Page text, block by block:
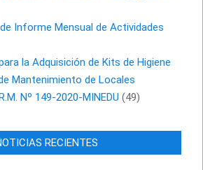
Informe Mensual de Actividades
la Adquisición de Kits de Higiene
Mantenimiento de Locales
Nº 149-2020-MINEDU (49)
RECIENTES